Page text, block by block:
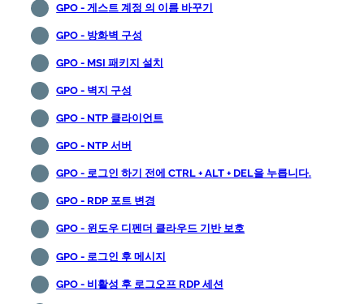
GPO - 게스트 계정 의 이름 바꾸기
GPO - 방화벽 구성
GPO - MSI 패키지 설치
GPO - 벽지 구성
GPO - NTP 클라이언트
GPO - NTP 서버
GPO - 로그인 하기 전에 CTRL + ALT + DEL을 누릅니다.
GPO - RDP 포트 변경
GPO - 윈도우 디펜더 클라우드 기반 보호
GPO - 로그인 후 메시지
GPO - 비활성 후 로그오프 RDP 세션